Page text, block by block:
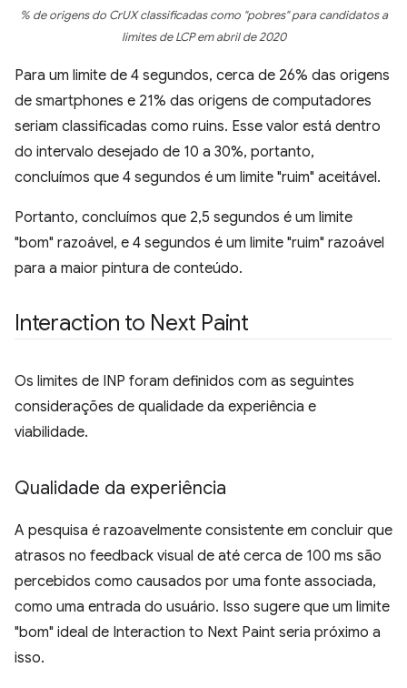
% de origens do CrUX classificadas como "pobres" para candidatos a
limites de LCP em abril de 2020
Para um limite de 4 segundos, cerca de 26% das origens
de smartphones e 21% das origens de computadores
seriam classificadas como ruins. Esse valor está dentro
do intervalo desejado de 10 a 30%, portanto,
concluímos que 4 segundos é um limite "ruim" aceitável.
Portanto, concluímos que 2,5 segundos é um limite
"bom" razoável, e 4 segundos é um limite "ruim" razoável
para a maior pintura de conteúdo.
Interaction to Next Paint
Os limites de INP foram definidos com as seguintes
considerações de qualidade da experiência e
viabilidade.
Qualidade da experiência
A pesquisa é razoavelmente consistente em concluir que
atrasos no feedback visual de até cerca de 100 ms são
percebidos como causados por uma fonte associada,
como uma entrada do usuário. Isso sugere que um limite
"bom" ideal de Interaction to Next Paint seria próximo a
isso.